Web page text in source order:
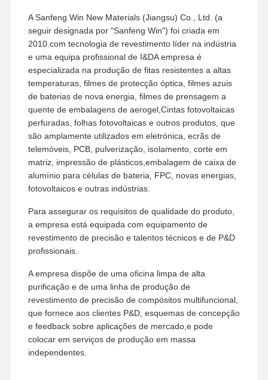
A Sanfeng Win New Materials (Jiangsu) Co., Ltd. (a
seguir designada por "Sanfeng Win") foi criada em
2010.com tecnologia de revestimento líder na indústria
e uma equipa profissional de I&DA empresa é
especializada na produção de fitas resistentes a altas
temperaturas, filmes de protecção óptica, filmes azuis
de baterias de nova energia, filmes de prensagem a
quente de embalagens de aerogel,Cintas fotovoltaicas
perfuradas, folhas fotovoltaicas e outros produtos, que
são amplamente utilizados em eletrónica, ecrãs de
telemóveis, PCB, pulverização, isolamento, corte em
matriz, impressão de plásticos,embalagem de caixa de
alumínio para células de bateria, FPC, novas energias,
fotovoltaicos e outras indústrias.
Para assegurar os requisitos de qualidade do produto,
a empresa está equipada com equipamento de
revestimento de precisão e talentos técnicos e de P&D
profissionais.
A empresa dispõe de uma oficina limpa de alta
purificação e de uma linha de produção de
revestimento de precisão de compósitos multifuncional,
que fornece aos clientes P&D, esquemas de concepção
e feedback sobre aplicações de mercado,e pode
colocar em serviços de produção em massa
independentes.